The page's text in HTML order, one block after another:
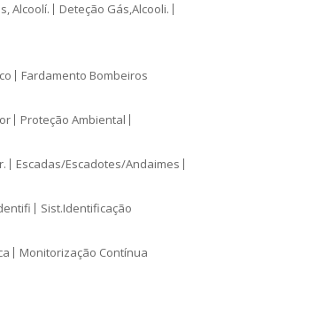
Alcoolí.
Deteção Gás,Alcooli.
Fardamento Bombeiros
Proteção Ambiental
Escadas/Escadotes/Andaimes
Sist.Identificação
Monitorização Contínua